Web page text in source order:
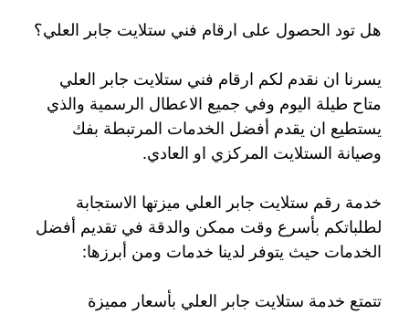
هل تود الحصول على ارقام فني ستلايت جابر العلي؟
يسرنا ان نقدم لكم ارقام فني ستلايت جابر العلي
متاح طيلة اليوم وفي جميع الاعطال الرسمية والذي
يستطيع ان يقدم أفضل الخدمات المرتبطة بفك
وصيانة الستلايت المركزي او العادي.
خدمة رقم ستلايت جابر العلي ميزتها الاستجابة
لطلباتكم بأسرع وقت ممكن والدقة في تقديم أفضل
الخدمات حيث يتوفر لدينا خدمات ومن أبرزها:
تتمتع خدمة ستلايت جابر العلي بأسعار مميزة